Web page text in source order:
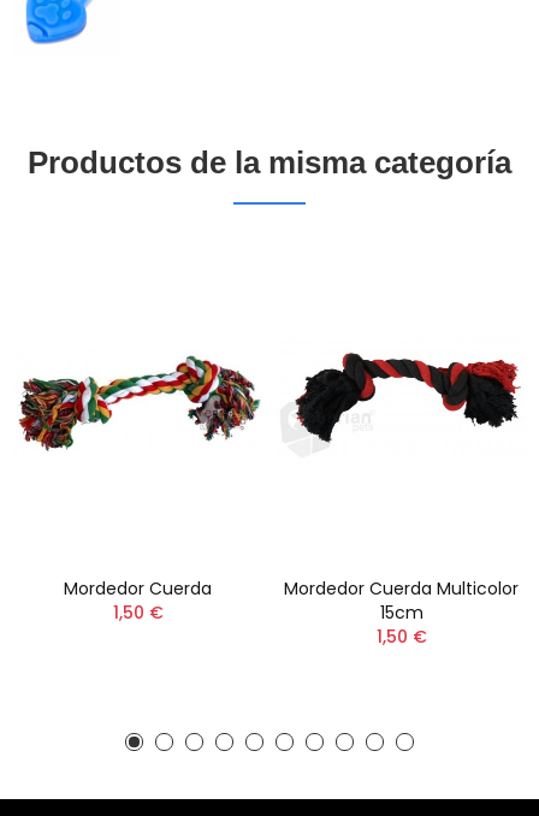
Productos de la misma categoría
Mordedor Cuerda
1,50 €
Mordedor Cuerda Multicolor
15cm
1,50 €